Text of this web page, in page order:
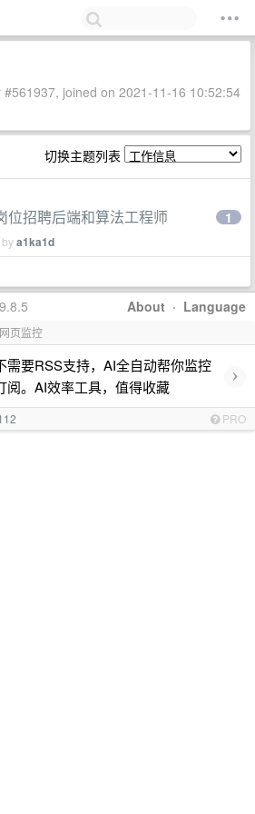
#561937, joined on 2021-11-16 10:52:54
切换主题列表
位招聘后端和算法工程师
a1ka1d
1
About · Language
页监控
需要RSS支持，AI全自动帮你监控
阅。AI效率工具，值得收藏
›
PRO